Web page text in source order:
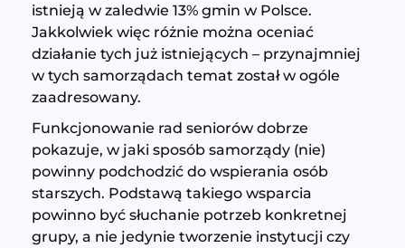
istnieją w zaledwie 13% gmin w Polsce.
Jakkolwiek więc różnie można oceniać
działanie tych już istniejących – przynajmniej
w tych samorządach temat został w ogóle
zaadresowany.
Funkcjonowanie rad seniorów dobrze
pokazuje, w jaki sposób samorządy (nie)
powinny podchodzić do wspierania osób
starszych. Podstawą takiego wsparcia
powinno być słuchanie potrzeb konkretnej
grupy, a nie jedynie tworzenie instytucji czy